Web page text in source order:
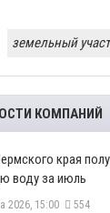
земельный
КОМПАНИЙ
края
воду за июль
2026, 15:00 554